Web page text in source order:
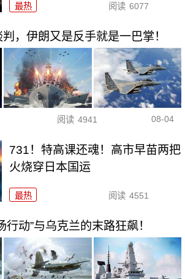
最热 阅读 6077
，伊朗又是反手就是一巴掌！
阅读 4941 08-04
731！特高课还魂！高市早苗两把
火烧穿日本国运
最热 阅读 4551
行动”与乌克兰的末路狂飙！